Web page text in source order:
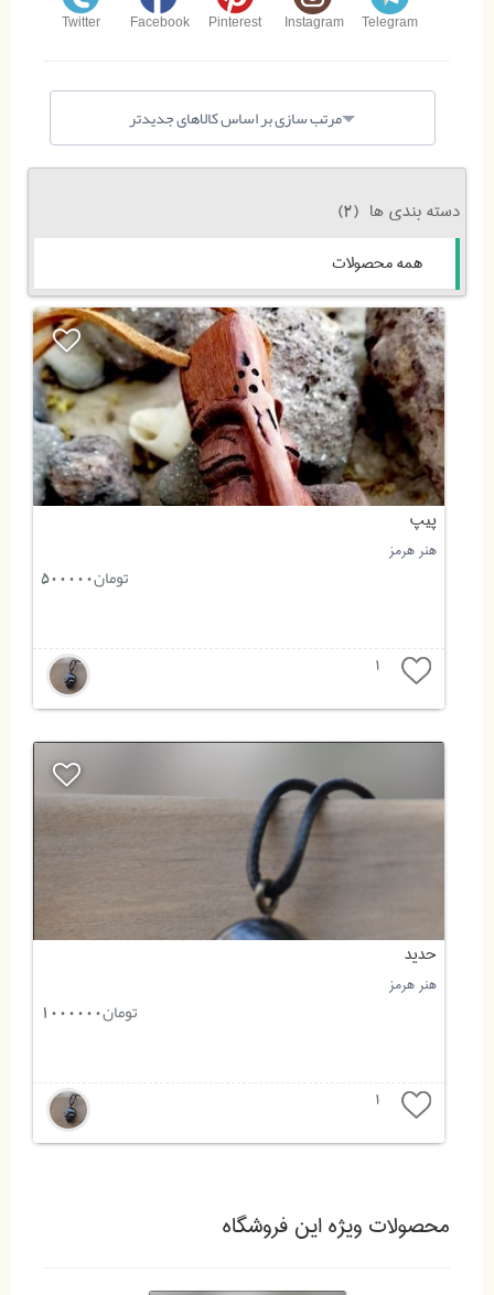
Twitter Facebook Pinterest Instagram Telegram
مرتب سازی بر اساس کالاهای جدیدتر
دسته بندی ها (2)
همه محصولات
پیپ
هنر هرمز
تومان500000
1
حدید
هنر هرمز
تومان1000000
1
محصولات ویژه این فروشگاه